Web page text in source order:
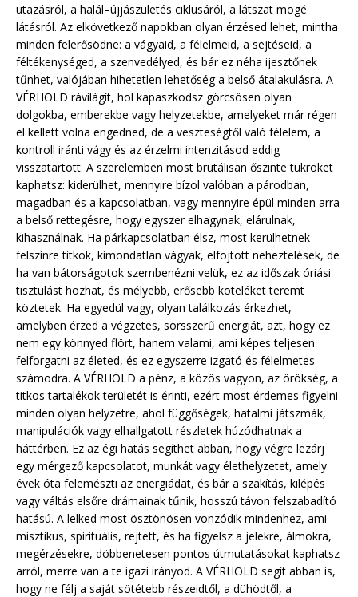
utazásról, a halál–újjászületés ciklusáról, a látszat mögé
látásról. Az elkövetkező napokban olyan érzésed lehet, mintha
minden felerősödne: a vágyaid, a félelmeid, a sejtéseid, a
féltékenységed, a szenvedélyed, és bár ez néha ijesztőnek
tűnhet, valójában hihetetlen lehetőség a belső átalakulásra. A
VÉRHOLD rávilágít, hol kapaszkodsz görcsösen olyan
dolgokba, emberekbe vagy helyzetekbe, amelyeket már régen
el kellett volna engedned, de a veszteségtől való félelem, a
kontroll iránti vágy és az érzelmi intenzitásod eddig
visszatartott. A szerelemben most brutálisan őszinte tükröket
kaphatsz: kiderülhet, mennyire bízol valóban a párodban,
magadban és a kapcsolatban, vagy mennyire épül minden arra
a belső rettegésre, hogy egyszer elhagynak, elárulnak,
kihasználnak. Ha párkapcsolatban élsz, most kerülhetnek
felszínre titkok, kimondatlan vágyak, elfojtott neheztelések, de
ha van bátorságotok szembenézni velük, ez az időszak óriási
tisztulást hozhat, és mélyebb, erősebb köteléket teremt
köztetek. Ha egyedül vagy, olyan találkozás érkezhet,
amelyben érzed a végzetes, sorsszerű energiát, azt, hogy ez
nem egy könnyed flört, hanem valami, ami képes teljesen
felforgatni az életed, és ez egyszerre izgató és félelmetes
számodra. A VÉRHOLD a pénz, a közös vagyon, az örökség, a
titkos tartalékok területét is érinti, ezért most érdemes figyelni
minden olyan helyzetre, ahol függőségek, hatalmi játszmák,
manipulációk vagy elhallgatott részletek húzódhatnak a
háttérben. Ez az égi hatás segíthet abban, hogy végre lezárj
egy mérgező kapcsolatot, munkát vagy élethelyzetet, amely
évek óta felemészti az energiádat, és bár a szakítás, kilépés
vagy váltás elsőre drámainak tűnik, hosszú távon felszabadító
hatású. A lelked most ösztönösen vonzódik mindenhez, ami
misztikus, spirituális, rejtett, és ha figyelsz a jelekre, álmokra,
megérzésekre, döbbenetesen pontos útmutatásokat kaphatsz
arról, merre van a te igazi irányod. A VÉRHOLD segít abban is,
hogy ne félj a saját sötétebb részeidtől, a dühödtől, a